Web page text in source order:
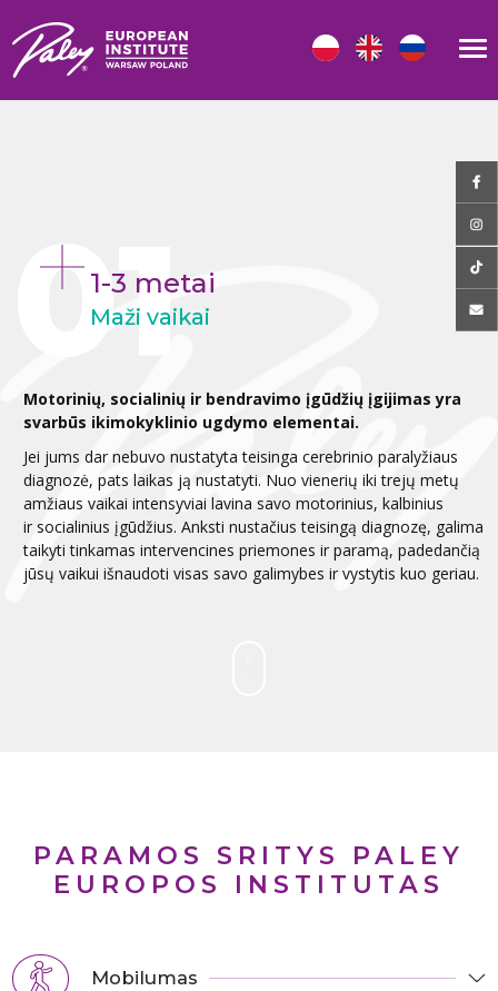
1-3 metai
Maži vaikai
Motorinių, socialinių ir bendravimo įgūdžių įgijimas yra
svarbūs ikimokyklinio ugdymo elementai.
Jei jums dar nebuvo nustatyta teisinga cerebrinio paralyžiaus
diagnozė, pats laikas ją nustatyti. Nuo vienerių iki trejų metų
amžiaus vaikai intensyviai lavina savo motorinius, kalbinius
ir socialinius įgūdžius. Anksti nustačius teisingą diagnozę, galima
taikyti tinkamas intervencines priemones ir paramą, padedančią
jūsų vaikui išnaudoti visas savo galimybes ir vystytis kuo geriau.
PARAMOS SRITYS PALEY
EUROPOS INSTITUTAS
Mobilumas